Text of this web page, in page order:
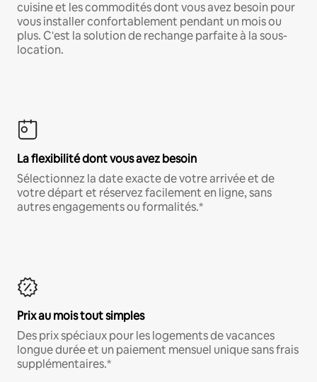
cuisine et les commodités dont vous avez besoin pour
vous installer confortablement pendant un mois ou
plus. C'est la solution de rechange parfaite à la sous-
location.
La flexibilité dont vous avez besoin
Sélectionnez la date exacte de votre arrivée et de
votre départ et réservez facilement en ligne, sans
autres engagements ou formalités.*
Prix au mois tout simples
Des prix spéciaux pour les logements de vacances
longue durée et un paiement mensuel unique sans frais
supplémentaires.*